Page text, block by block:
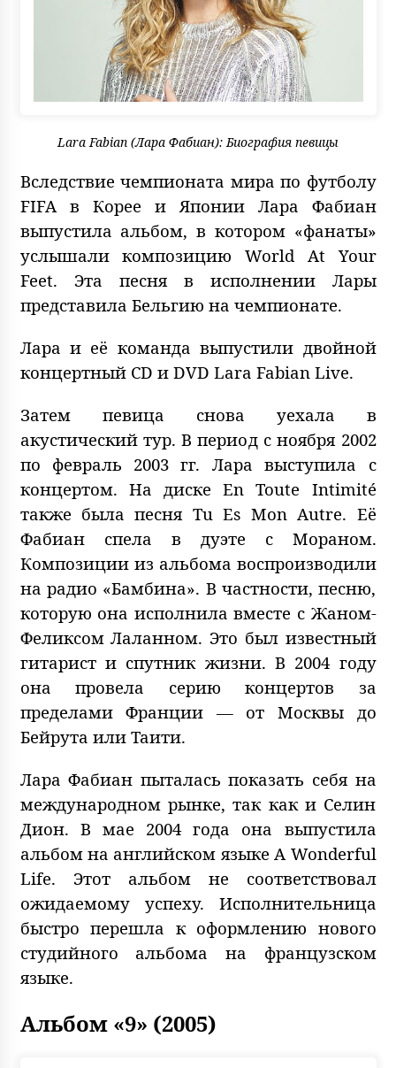
Lara Fabian (Лара Фабиан): Биография певицы
Вследствие чемпионата мира по футболу
FIFA в Корее и Японии Лара Фабиан
выпустила альбом, в котором «фанаты»
услышали композицию World At Your
Feet. Эта песня в исполнении Лары
представила Бельгию на чемпионате.
Лара и её команда выпустили двойной
концертный CD и DVD Lara Fabian Live.
Затем певица снова уехала в
акустический тур. В период с ноября 2002
по февраль 2003 гг. Лара выступила с
концертом. На диске En Toute Intimité
также была песня Tu Es Mon Autre. Её
Фабиан спела в дуэте с Мораном.
Композиции из альбома воспроизводили
на радио «Бамбина». В частности, песню,
которую она исполнила вместе с Жаном-
Феликсом Лаланном. Это был известный
гитарист и спутник жизни. В 2004 году
она провела серию концертов за
пределами Франции — от Москвы до
Бейрута или Таити.
Лара Фабиан пыталась показать себя на
международном рынке, так как и Селин
Дион. В мае 2004 года она выпустила
альбом на английском языке A Wonderful
Life. Этот альбом не соответствовал
ожидаемому успеху. Исполнительница
быстро перешла к оформлению нового
студийного альбома на французском
языке.
Альбом «9» (2005)